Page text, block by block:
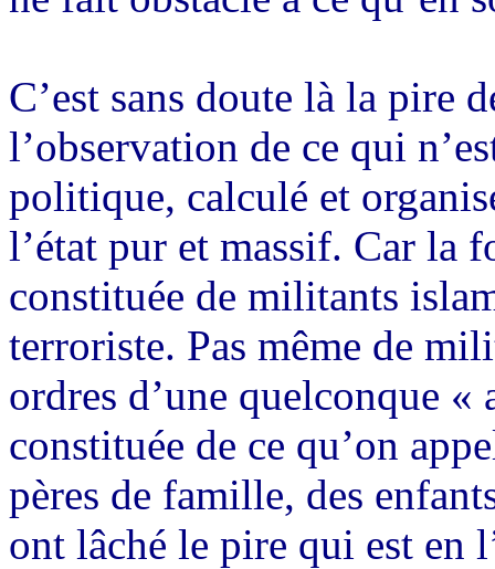
C’est sans doute là la pire
l’observation de ce qui
politique, calculé et
l’état pur et massif. Car la
constituée de militants
terroriste. Pas même de
ordres d’une quelconque «
constituée de ce qu’on
pères de famille, des
ont lâché le pire qui est en